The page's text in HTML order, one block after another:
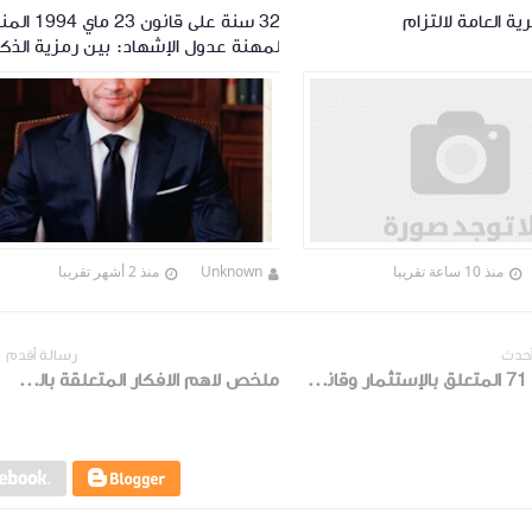
العامة لالتزام
منذ 10 ساعة تقريبا
32 سنة على
لمهنة عدول الإشهاد: بين رمزية
Unknown منذ 2 أشهر تقريبا
قانون 71 المتعلق بالإستثمار وقانون 47 المتعلق بتحسين مناخ الإستثمار
رسالة أقدم
ملخص لاهم الافكار المتعلقة بالسجل الوطني للمؤسسات